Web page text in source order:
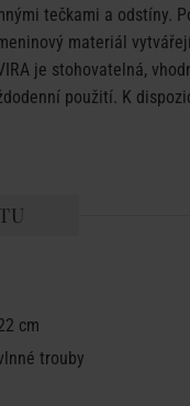
tečkami a odstíny.
materiál
je stohovatelná,
použití. K
cm
trouby